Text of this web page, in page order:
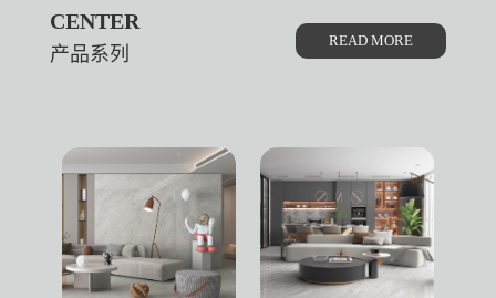
CENTER
产品系列
READ MORE